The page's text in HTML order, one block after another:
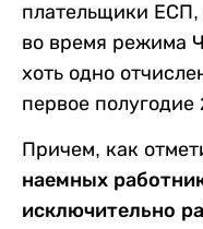
плательщики ЕСП,
во время режима
хоть одно
первое полугодие
Причем, как
наемных
исключительно